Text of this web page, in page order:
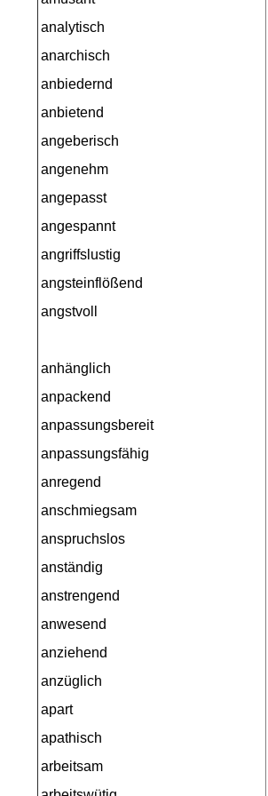
analytisch
anarchisch
anbiedernd
anbietend
angeberisch
angenehm
angepasst
angespannt
angriffslustig
angsteinflößend
angstvoll
anhänglich
anpackend
anpassungsbereit
anpassungsfähig
anregend
anschmiegsam
anspruchslos
anständig
anstrengend
anwesend
anziehend
anzüglich
apart
apathisch
arbeitsam